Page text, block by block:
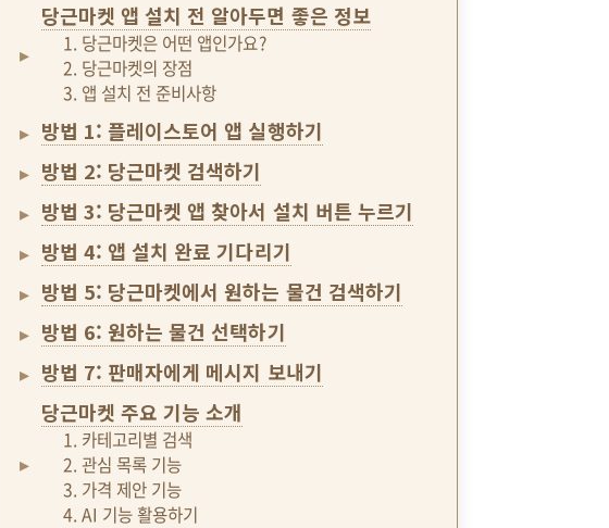
당근마켓 앱 설치 전 알아두면 좋은 정보
1. 당근마켓은 어떤 앱인가요?
2. 당근마켓의 장점
3. 앱 설치 전 준비사항
방법 1: 플레이스토어 앱 실행하기
방법 2: 당근마켓 검색하기
방법 3: 당근마켓 앱 찾아서 설치 버튼 누르기
방법 4: 앱 설치 완료 기다리기
방법 5: 당근마켓에서 원하는 물건 검색하기
방법 6: 원하는 물건 선택하기
방법 7: 판매자에게 메시지 보내기
당근마켓 주요 기능 소개
1. 카테고리별 검색
2. 관심 목록 기능
3. 가격 제안 기능
4. AI 기능 활용하기